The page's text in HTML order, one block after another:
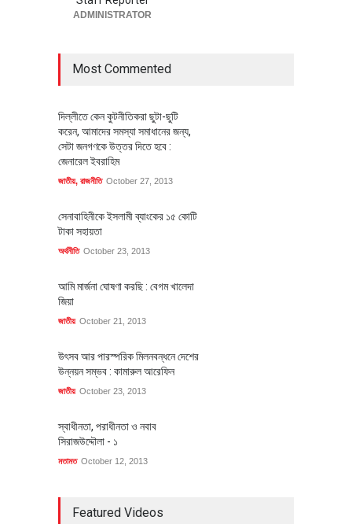
ADMINISTRATOR
Most Commented
দিল্লীতে কেন কুটনীতিকরা ছুটা-ছুটি
করেন, আমাদের সমস্যা সমাধানের জন্য,
সেটা জনগণকে উত্তর দিতে হবে :
জেনারেল ইবরাহিম
জাতীয়, রাজনীতি October 27, 2013
সেনাবাহিনীকে ইসলামী ব্যাংকের ১৫ কোটি
টাকা সহায়তা
অর্থনীতি October 23, 2013
আমি মার্জনা ঘোষণা করছি : বেগম খালেদা
জিয়া
জাতীয় October 21, 2013
উৎসব আর পারস্পরিক মিলনবন্ধনে দেশের
উন্নয়ন সম্ভব : কামারুল আরেফিন
জাতীয় October 23, 2013
স্বাধীনতা, পরাধীনতা ও নবাব
সিরাজউদ্দৌলা - ১
মতামত October 12, 2013
Featured Videos